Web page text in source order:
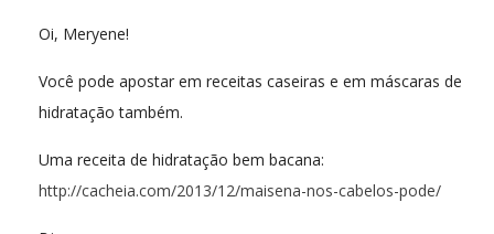
Oi, Meryene!
Você pode apostar em receitas caseiras e em máscaras de
hidratação também.
Uma receita de hidratação bem bacana:
http://cacheia.com/2013/12/maisena-nos-cabelos-pode/